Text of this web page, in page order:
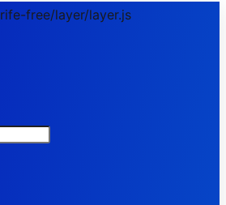
free/layer/layer.js